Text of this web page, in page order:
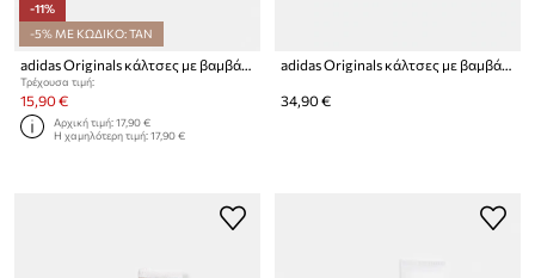
-11%
-5% ΜΕ ΚΩΔΙΚΟ: TAN
adidas Originals κάλτσες με βαμβάκι 2-pack
Τρέχουσα τιμή:
15,90 €
Αρχική τιμή:17,90 €
Η χαμηλότερη τιμή:17,90 €
adidas Originals κάλτσες με βαμβάκι
34,90 €